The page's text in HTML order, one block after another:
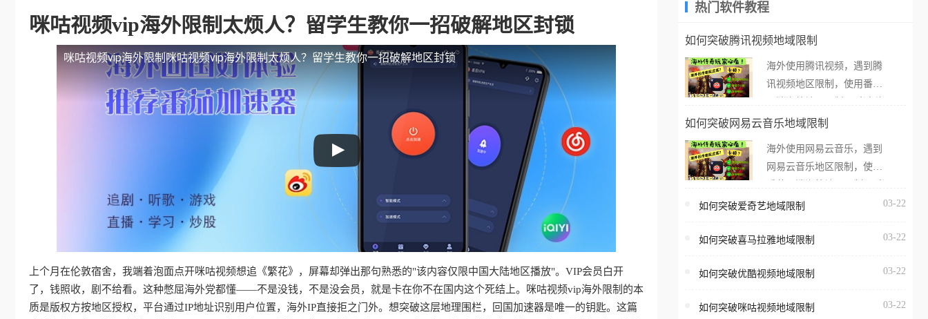
咪咕视频vip海外限制太烦人？留学生教你一招破解地区封锁
咪咕视频vip海外限制咪咕视频vip海外限制太烦人？留学生教你一招破解地区封锁
上个月在伦敦宿舍，我端着泡面点开咪咕视频想追《繁花》，屏幕却弹出那句熟悉的"该内容仅限中国大陆地区播放"。VIP会员白开
了，钱照收，剧不给看。这种憋屈海外党都懂——不是没钱，不是没会员，就是卡在你不在国内这个死结上。咪咕视频vip海外限制的本
质是版权方按地区授权，平台通过IP地址识别用户位置，海外IP直接拒之门外。想突破这层地理围栏，回国加速器是唯一的钥匙。这篇
热门软件教程
如何突破腾讯视频地域限制
海外使用腾讯视频，遇到腾
讯视频地区限制，使用番茄
外打开腾讯视频，却突然弹
地区无法播放”的提示语。
海外用户如香港、澳门、台
亚、欧洲等国家和地区时，
台一样，出现地区及版权限
地区播放。 遇到这个问题的
如何突破网易云音乐地域限制
海外使用网易云音乐，遇到
网易云音乐地区限制，使用
在海外打开网易云音乐，却
所在的地区无法播放”的提示
门、台湾、美国、加拿大、
区时，网易云音乐也会像其
如何突破爱奇艺地域限制 03-22
如何突破喜马拉雅地域限制 03-22
如何突破优酷视频地域限制 03-22
如何突破咪咕视频地域限制 03-22